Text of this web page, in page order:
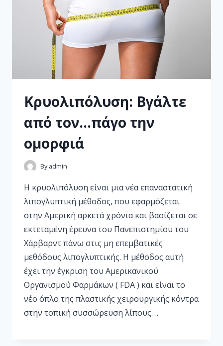
Κρυολιπόλυση: Βγάλτε
από τον…πάγο την
ομορφιά
By admin
Η κρυολιπόλυση είναι μια νέα επαναστατική
λιπογλυπτική μέθοδος, που εφαρμόζεται
στην Αμερική αρκετά χρόνια και βασίζεται σε
εκτεταμένη έρευνα του Πανεπιστημίου του
Χάρβαρντ πάνω στις μη επεμβατικές
μεθόδους λιπογλυπτικής. Η μέθοδος αυτή
έχει την έγκριση του Αμερικανικού
Οργανισμού Φαρμάκων ( FDA ) και είναι το
νέο όπλο της πλαστικής χειρουργικής κόντρα
στην τοπική συσσώρευση λίπους….